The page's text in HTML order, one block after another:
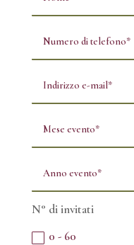
N° di invitati
0 - 60